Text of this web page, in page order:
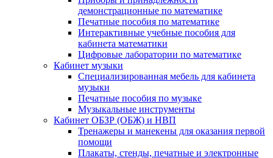
демонстрационные по математике
Печатные пособия по математике
Интерактивные учебные пособия для
кабинета математики
Цифровые лаборатории по математике
Кабинет музыки
Специализированная мебель для кабинета
музыки
Печатные пособия по музыке
Музыкальные инструменты
Кабинет ОБЗР (ОБЖ) и НВП
Тренажеры и манекены для оказания первой
помощи
Плакаты, стенды, печатные и электронные